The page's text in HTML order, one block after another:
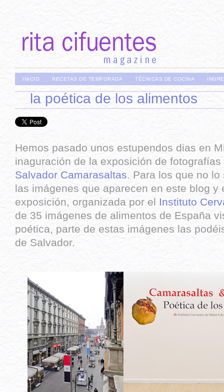
INICIO RECETAS DE TEMPORADA TÉCNICAS DE COCINA
la poética de los alimentos
Hemos pasado unos estupendos dias en
inaguración de la exposición de
Salvador Camarasaltas. Para los que no
las imágenes que aparecen en este blog y
exposición, organizada por el Instituto
de 35 imágenes de alimentos de España
poética, parte de estas imágenes las
de Salvador.